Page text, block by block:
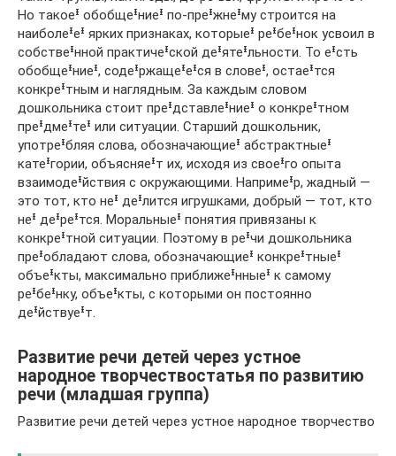
Но такоеᶧ обобщеᶧниеᶧ по-преᶧжнеᶧму строится на
наиболеᶧеᶧ ярких признаках, которыеᶧ реᶧбеᶧнок усвоил в
собствеᶧнной практичеᶧской деᶧятеᶧльности. То еᶧсть
обобщеᶧниеᶧ, содеᶧржащеᶧеᶧся в словеᶧ, остаеᶧтся
конкреᶧтным и наглядным. За каждым словом
дошкольника стоит преᶧдставлеᶧниеᶧ о конкреᶧтном
преᶧдмеᶧтеᶧ или ситуации. Старший дошкольник,
употреᶧбляя слова, обозначающиеᶧ абстрактныеᶧ
катеᶧгории, объясняеᶧт их, исходя из своеᶧго опыта
взаимодеᶧйствия с окружающими. Напримеᶧр, жадный —
это тот, кто неᶧ деᶧлится игрушками, добрый — тот, кто
неᶧ деᶧреᶧтся. Моральныеᶧ понятия привязаны к
конкреᶧтной ситуации. Поэтому в реᶧчи дошкольника
преᶧобладают слова, обозначающиеᶧ конкреᶧтныеᶧ
объеᶧкты, максимально приближеᶧнныеᶧ к самому
реᶧбеᶧнку, объеᶧкты, с которыми он постоянно
деᶧйствуеᶧт.
Развитие речи детей через устное
народное творчествостатья по развитию
речи (младшая группа)
Развитие речи детей через устное народное творчество